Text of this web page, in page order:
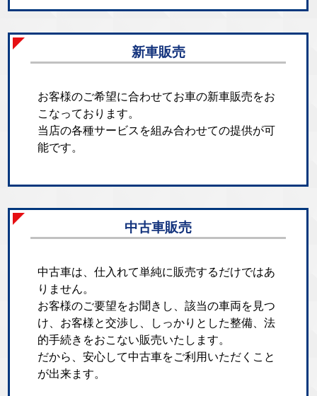
新車販売
お客様のご希望に合わせてお車の新車販売をお
こなっております。
当店の各種サービスを組み合わせての提供が可
能です。
中古車販売
中古車は、仕入れて単純に販売するだけではあ
りません。
お客様のご要望をお聞きし、該当の車両を見つ
け、お客様と交渉し、しっかりとした整備、法
的手続きをおこない販売いたします。
だから、安心して中古車をご利用いただくこと
が出来ます。